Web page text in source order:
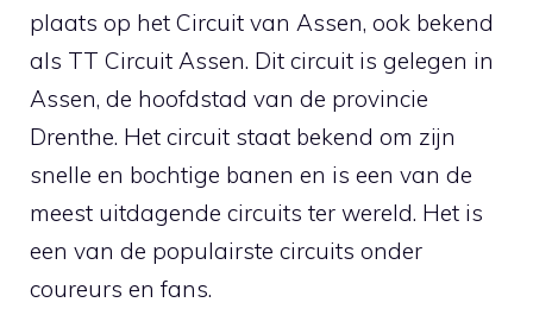
plaats op het Circuit van Assen, ook bekend
als TT Circuit Assen. Dit circuit is gelegen in
Assen, de hoofdstad van de provincie
Drenthe. Het circuit staat bekend om zijn
snelle en bochtige banen en is een van de
meest uitdagende circuits ter wereld. Het is
een van de populairste circuits onder
coureurs en fans.